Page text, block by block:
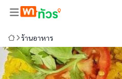
ร้านอาหาร